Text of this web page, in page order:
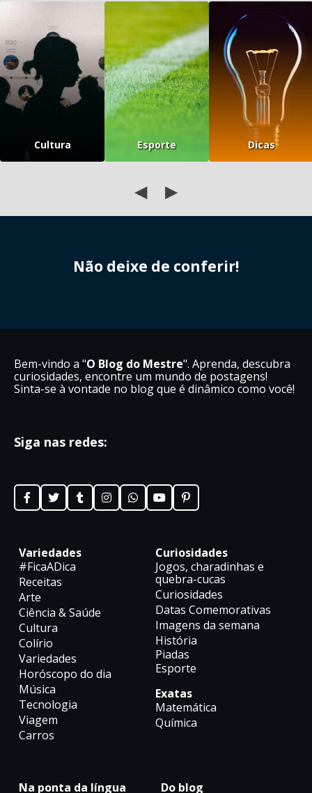
Cultura Esporte Dicas
◀ ▶
Não deixe de conferir!
Bem-vindo a "O Blog do Mestre". Aprenda, descubra
curiosidades, encontre um mundo de postagens!
Sinta-se à vontade no blog que é dinâmico como você!
Siga nas redes:
Variedades
#FicaADica
Receitas
Arte
Ciência & Saúde
Cultura
Colírio
Variedades
Horóscopo do dia
Música
Tecnologia
Viagem
Carros
Curiosidades
Jogos, charadinhas e
quebra-cucas
Curiosidades
Datas Comemorativas
Imagens da semana
História
Piadas
Esporte
Exatas
Matemática
Química
Na ponta da língua Do blog